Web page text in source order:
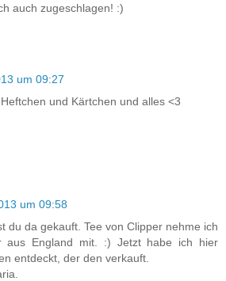
auch zugeschlagen! :)
um 09:27
und Kärtchen und alles <3
um 09:58
du da gekauft. Tee von Clipper nehme ich
aus England mit. :) Jetzt habe ich hier
entdeckt, der den verkauft.